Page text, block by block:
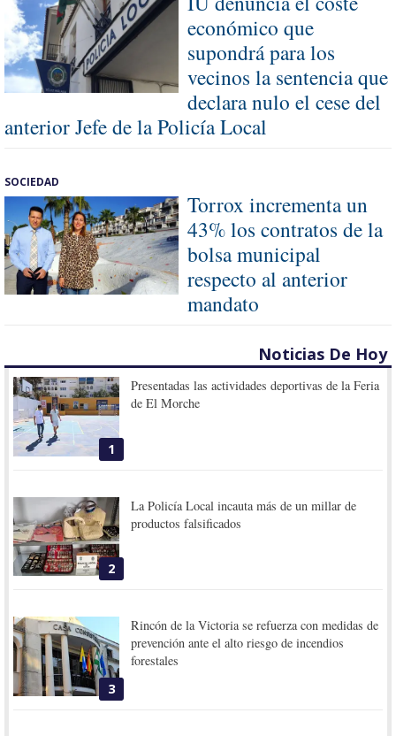
económico que
supondrá para los
vecinos la sentencia que
declara nulo el cese del
anterior Jefe de la Policía Local
SOCIEDAD
Torrox incrementa un
43% los contratos de la
bolsa municipal
respecto al anterior
mandato
Noticias De Hoy
1
Presentadas las actividades deportivas de la Feria
de El Morche
2
La Policía Local incauta más de un millar de
productos falsificados
3
Rincón de la Victoria se refuerza con medidas de
prevención ante el alto riesgo de incendios
forestales